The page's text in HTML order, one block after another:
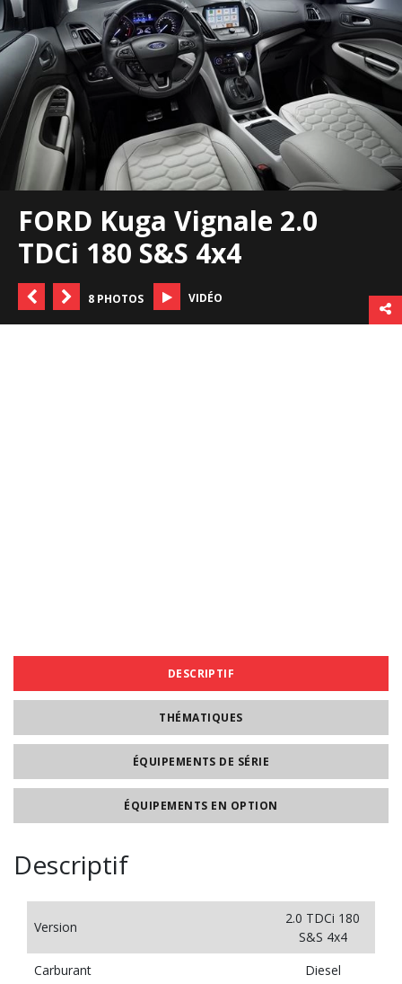
FORD Kuga Vignale 2.0
TDCi 180 S&S 4x4
8 PHOTOS VIDÉO
DESCRIPTIF
THÉMATIQUES
ÉQUIPEMENTS DE SÉRIE
ÉQUIPEMENTS EN OPTION
Descriptif
Version
2.0 TDCi 180
S&S 4x4
Carburant
Diesel